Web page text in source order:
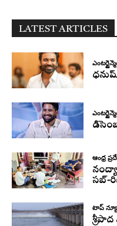
LATEST ARTICLES
ఆంధ్ర
సబ్-
టాప్
శ్రీపాద